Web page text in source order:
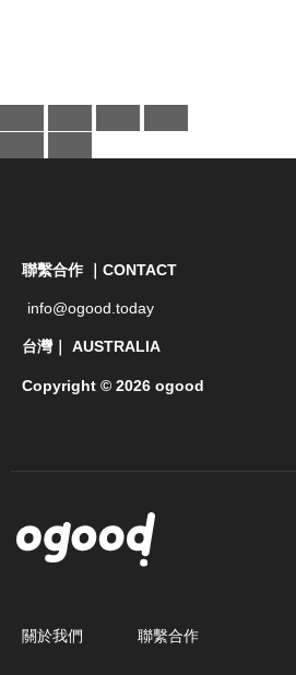
聯繫合作 ｜CONTACT
info@ogood.today
台灣｜ AUSTRALIA
Copyright © 2026 ogood
關於我們 聯繫合作